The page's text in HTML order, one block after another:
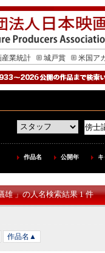
産業統計 城戸賞 米国ア
作品名 公開年
雄 」の人名検索結果 1 件
作品名▲